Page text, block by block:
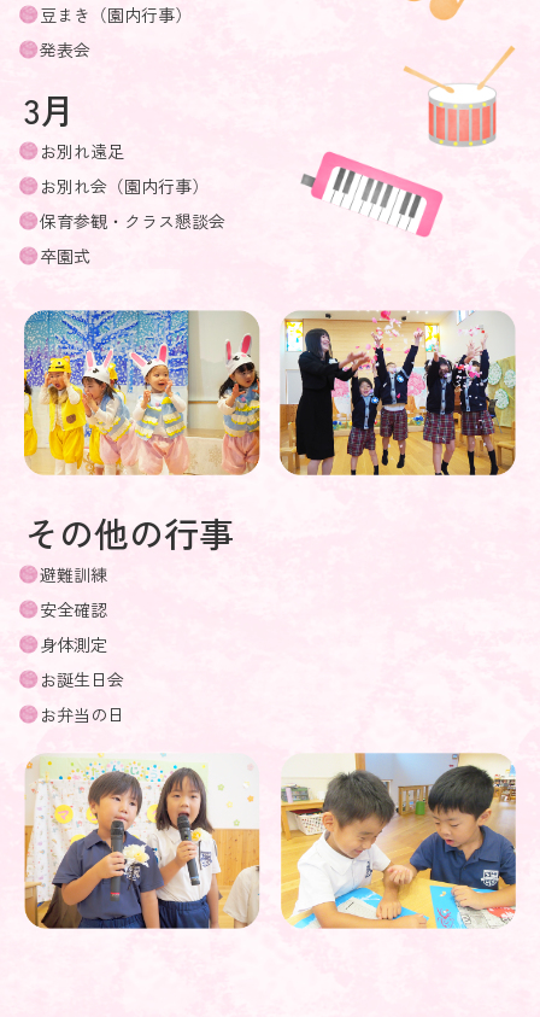
豆まき（園内行事）
発表会
3月
お別れ遠足
お別れ会（園内行事）
保育参観・クラス懇談会
卒園式
その他の行事
避難訓練
安全確認
身体測定
お誕生日会
お弁当の日